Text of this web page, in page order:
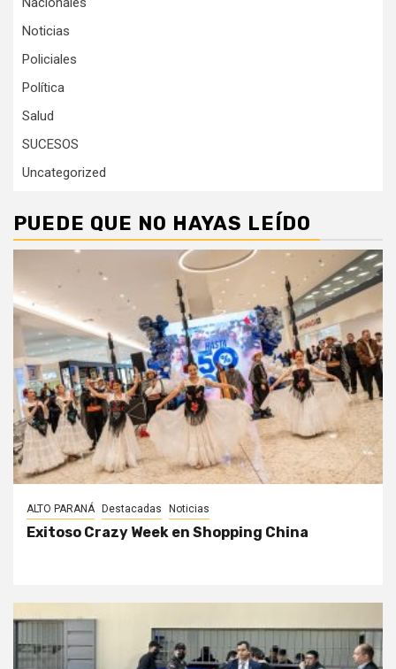
Noticias
Policiales
Política
Salud
SUCESOS
Uncategorized
PUEDE QUE NO HAYAS LEÍDO
ALTO PARANÁ Destacadas Noticias
Exitoso Crazy Week en Shopping China